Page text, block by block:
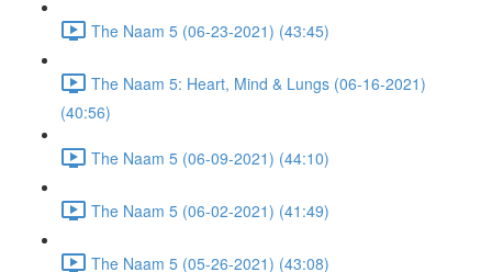
The Naam 5 (06-23-2021) (43:45)
The Naam 5: Heart, Mind & Lungs (06-16-2021)
(40:56)
The Naam 5 (06-09-2021) (44:10)
The Naam 5 (06-02-2021) (41:49)
The Naam 5 (05-26-2021) (43:08)